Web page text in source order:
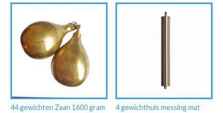
44 gewichten Zaan 1600 gram 4 gewichthuls messing mat